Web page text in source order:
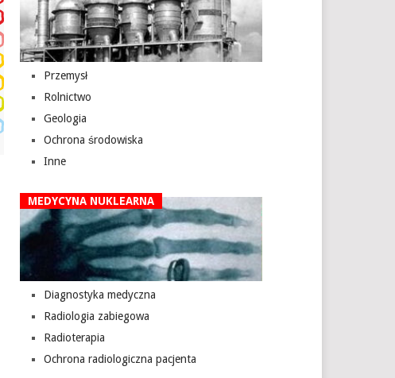
Przemysł
Rolnictwo
Geologia
Ochrona środowiska
Inne
MEDYCYNA NUKLEARNA
Diagnostyka medyczna
Radiologia zabiegowa
Radioterapia
Ochrona radiologiczna pacjenta